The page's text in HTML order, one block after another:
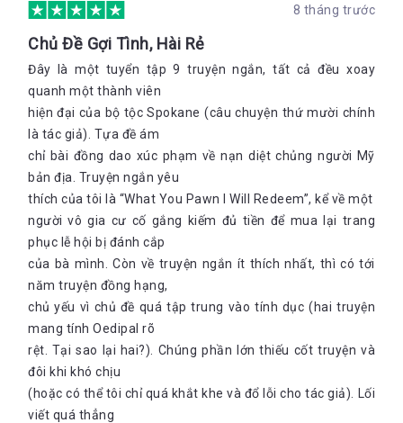
8 tháng trước
Chủ Đề Gợi Tình, Hài Rẻ
Đây là một tuyển tập 9 truyện ngắn, tất cả đều xoay
quanh một thành viên
hiện đại của bộ tộc Spokane (câu chuyện thứ mười chính
là tác giả). Tựa đề ám
chỉ bài đồng dao xúc phạm về nạn diệt chủng người Mỹ
bản địa. Truyện ngắn yêu
thích của tôi là “What You Pawn I Will Redeem”, kể về một
người vô gia cư cố gắng kiếm đủ tiền để mua lại trang
phục lễ hội bị đánh cắp
của bà mình. Còn về truyện ngắn ít thích nhất, thì có tới
năm truyện đồng hạng,
chủ yếu vì chủ đề quá tập trung vào tính dục (hai truyện
mang tính Oedipal rõ
rệt. Tại sao lại hai?). Chúng phần lớn thiếu cốt truyện và
đôi khi khó chịu
(hoặc có thể tôi chỉ quá khắt khe và đổ lỗi cho tác giả). Lối
viết quá thẳng